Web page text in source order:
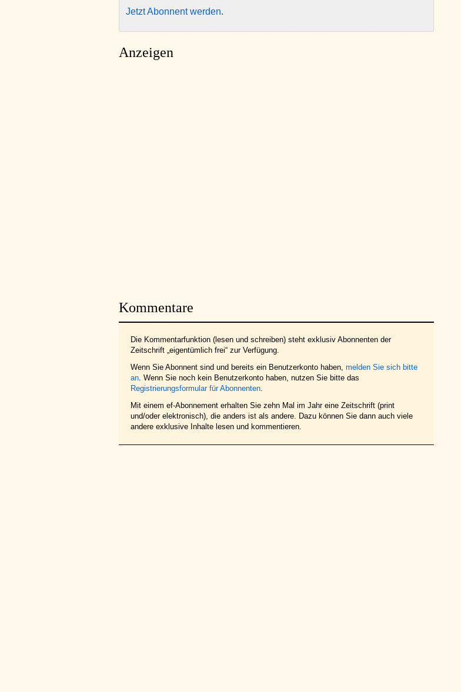
Jetzt Abonnent werden.
Anzeigen
Kommentare
Die Kommentarfunktion (lesen und schreiben) steht exklusiv Abonnenten der
Zeitschrift „eigentümlich frei“ zur Verfügung.
Wenn Sie Abonnent sind und bereits ein Benutzerkonto haben, melden Sie sich bitte
an. Wenn Sie noch kein Benutzerkonto haben, nutzen Sie bitte das
Registrierungsformular für Abonnenten.
Mit einem ef-Abonnement erhalten Sie zehn Mal im Jahr eine Zeitschrift (print
und/oder elektronisch), die anders ist als andere. Dazu können Sie dann auch viele
andere exklusive Inhalte lesen und kommentieren.